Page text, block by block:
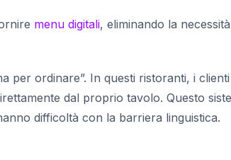
menu digitali, eliminando la
per ordinare”. In questi ristoranti, i clienti
dal proprio tavolo. Questo
difficoltà con la barriera linguistica.